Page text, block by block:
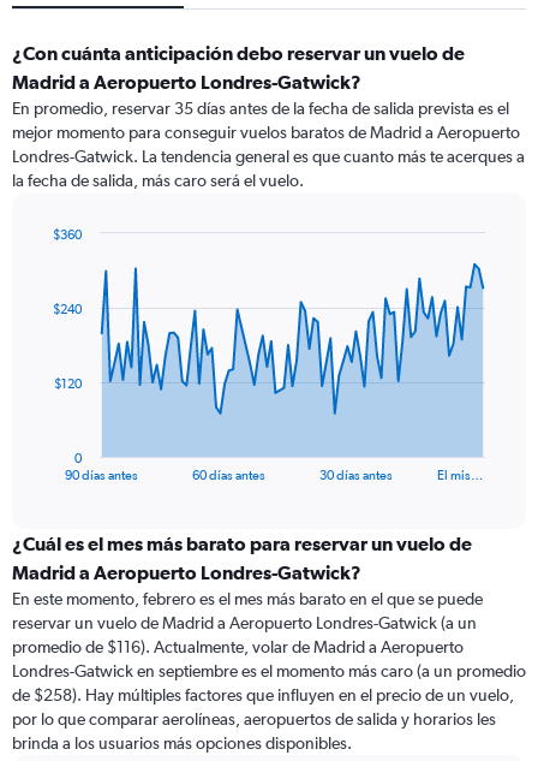
¿Con cuánta anticipación debo reservar un vuelo de
Madrid a Aeropuerto Londres-Gatwick?
En promedio, reservar 35 días antes de la fecha de salida prevista es el
mejor momento para conseguir vuelos baratos de Madrid a Aeropuerto
Londres-Gatwick. La tendencia general es que cuanto más te acerques a
la fecha de salida, más caro será el vuelo.
data
The
categories.
Range:
categories.
The
chart
has
1
Y
axis
90 días antes 60 días antes 30 días antes El mis…
0
$120
$240
$360
¿Cuál es el mes más barato para reservar un vuelo de
Madrid a Aeropuerto Londres-Gatwick?
En este momento, febrero es el mes más barato en el que se puede
reservar un vuelo de Madrid a Aeropuerto Londres-Gatwick (a un
promedio de $116). Actualmente, volar de Madrid a Aeropuerto
Londres-Gatwick en septiembre es el momento más caro (a un promedio
de $258). Hay múltiples factores que influyen en el precio de un vuelo,
por lo que comparar aerolíneas, aeropuertos de salida y horarios les
brinda a los usuarios más opciones disponibles.